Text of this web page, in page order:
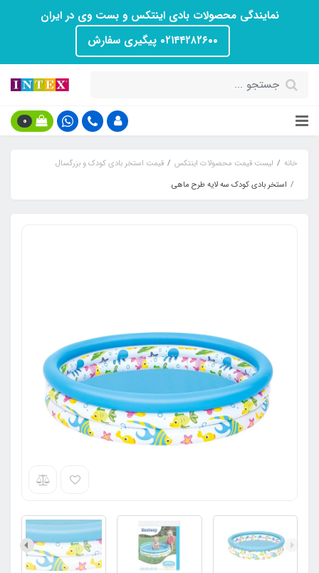
نمایندگی محصولات بادی اینتکس و بست وی در ایران
۰۲۱۴۴۲۸۲۶۰۰ پیگیری سفارش
0
خانه لیست قیمت محصولات اینتکس
قیمت استخر بادی کودک و بزرگسال
استخر بادی کودک سه لایه طرح ماهی